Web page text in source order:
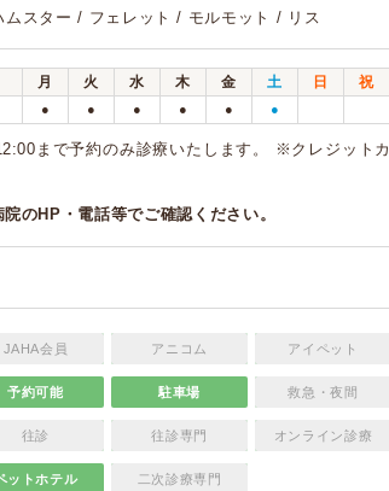
スター / フェレット / モルモット / リス
月 火 水 木 金 土 日
祝
● ● ● ● ● ●
まで予約のみ診療いたします。 ※クレジットカ
のHP・電話等でご確認ください。
JAHA会員 アニコム アイペット
予約可能 駐車場 救急・夜間
往診 往診専門 オンライン診療
ットホテル 二次診療専門